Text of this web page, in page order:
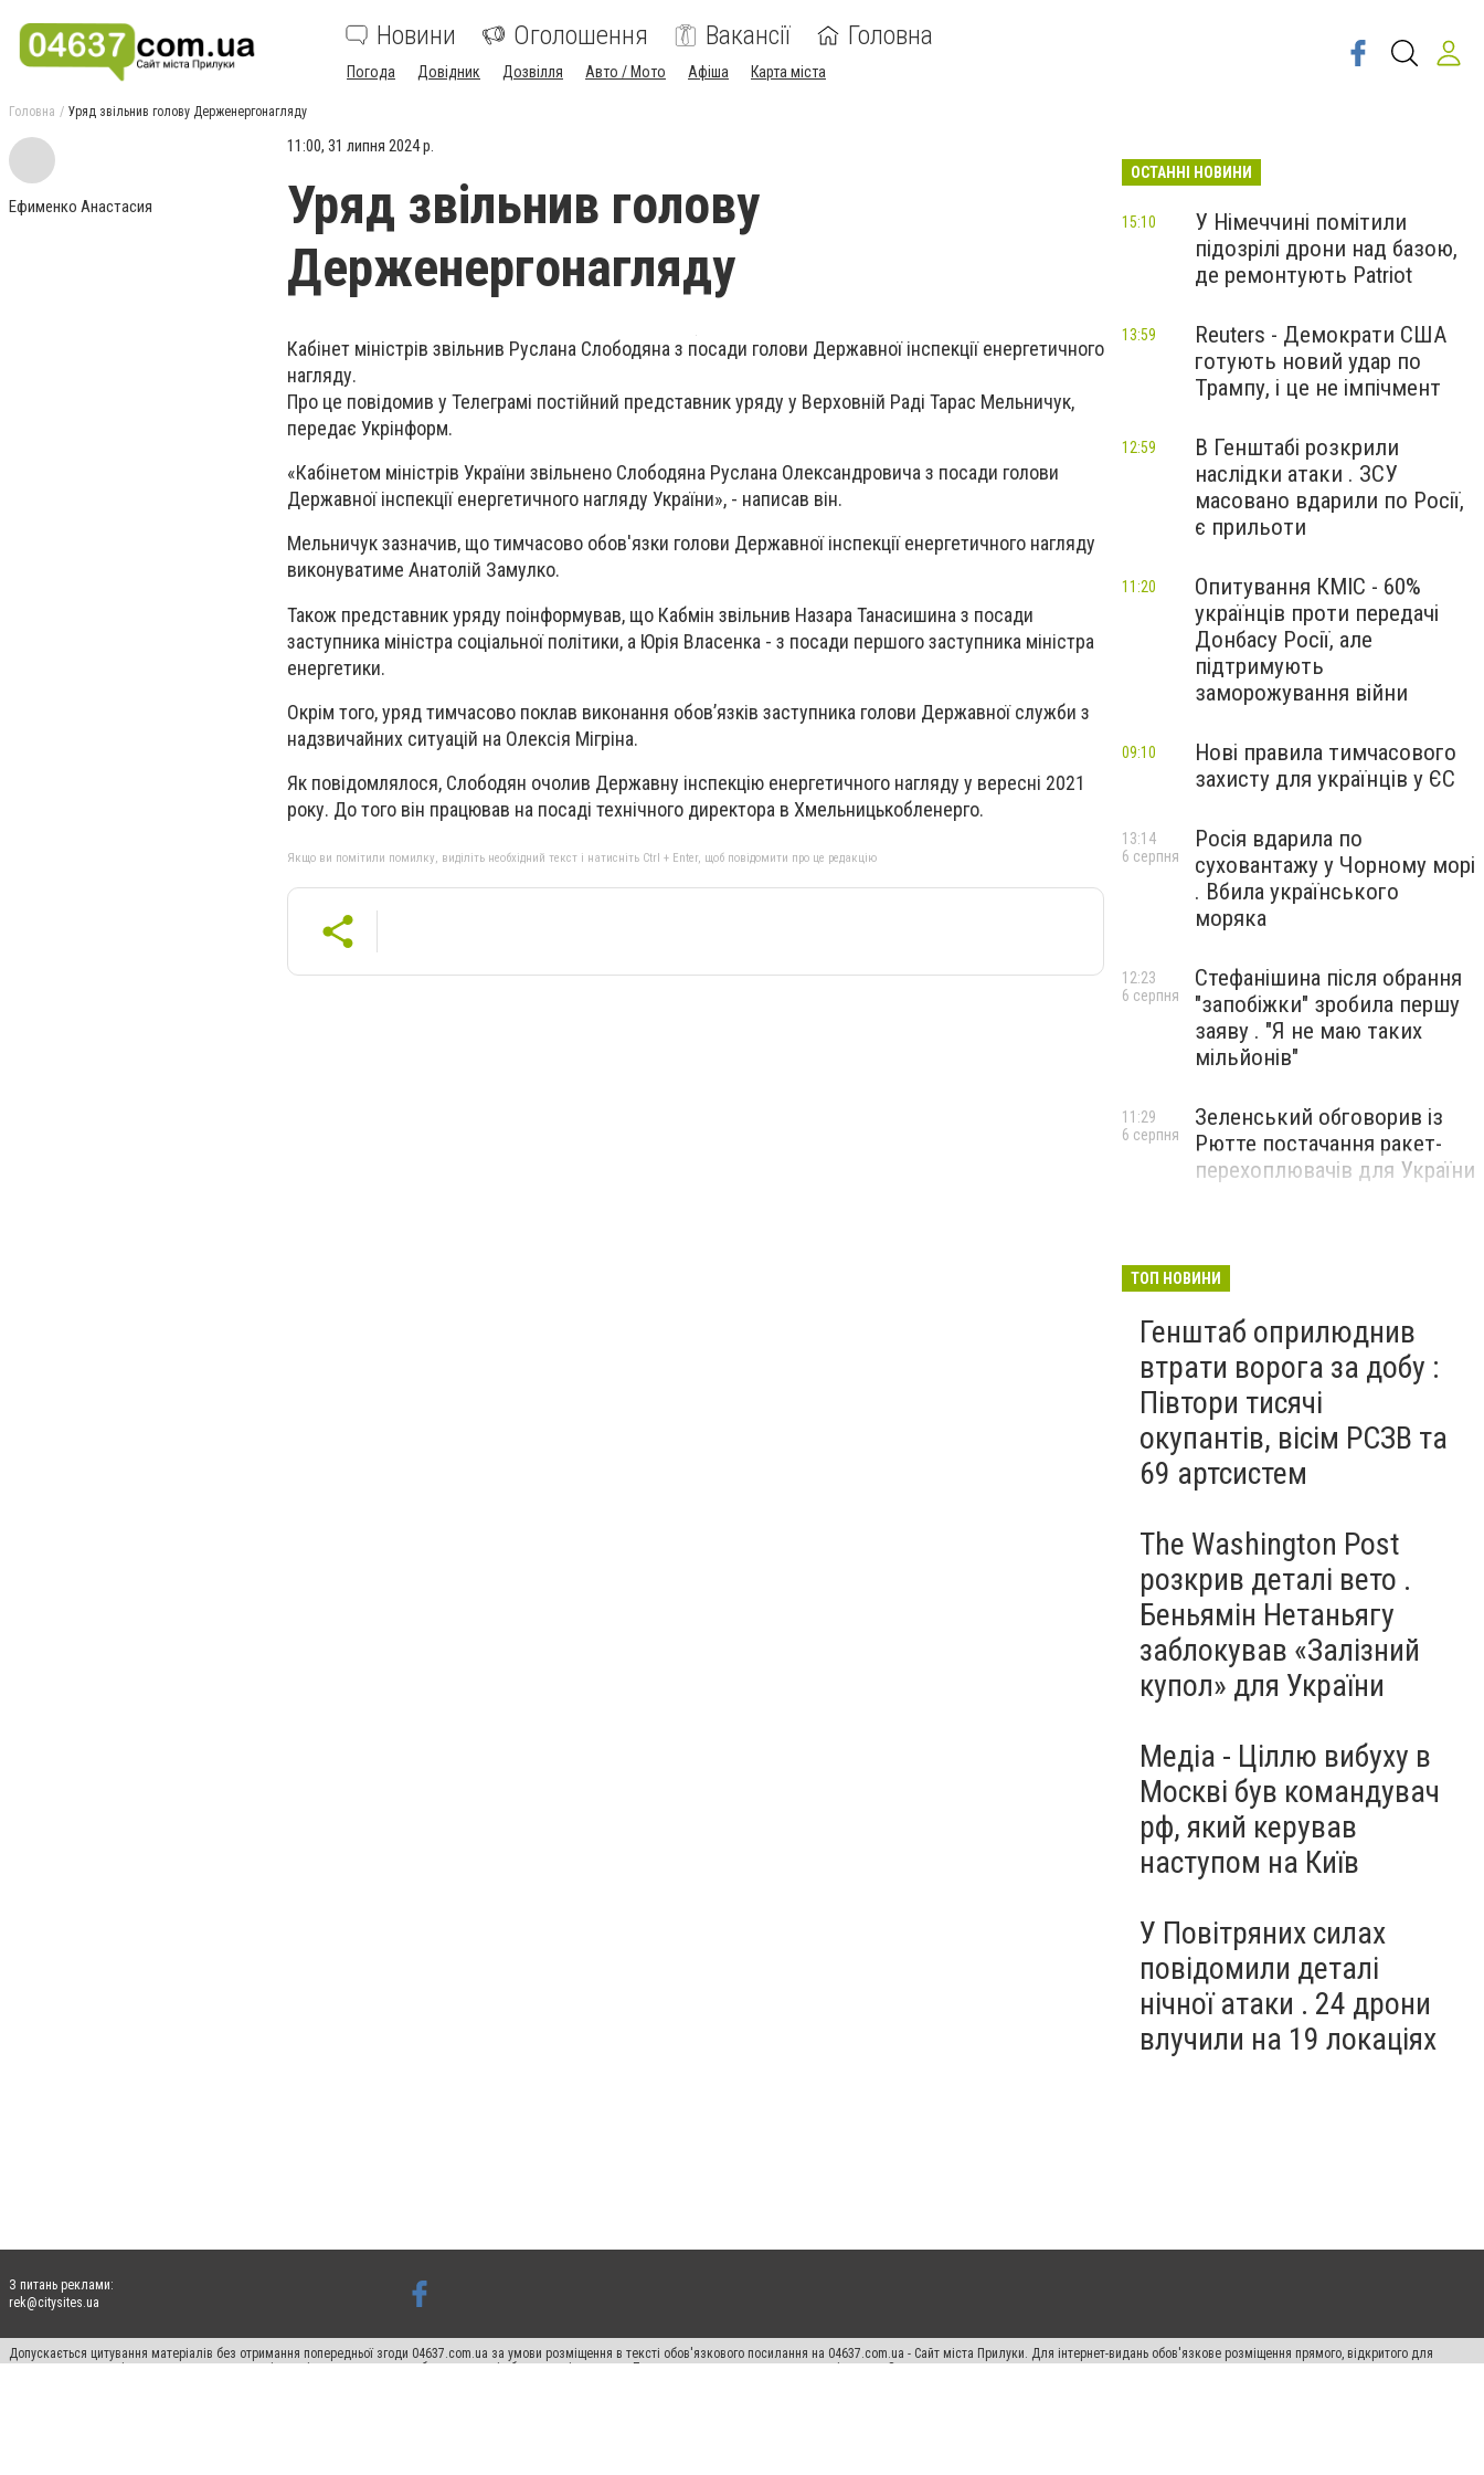
Новини Оголошення Вакансії Головна
Погода Довідник Дозвілля Авто / Мото Афіша Карта міста
Головна Уряд звільнив голову Держенергонагляду
Ефименко Анастасия
11:00, 31 липня 2024 р.
Уряд звільнив голову
Держенергонагляду
Кабінет міністрів звільнив Руслана Слободяна з посади голови Державної інспекції енергетичного
нагляду.
Про це повідомив у Телеграмі постійний представник уряду у Верховній Раді Тарас Мельничук,
передає Укрінформ.
«Кабінетом міністрів України звільнено Слободяна Руслана Олександровича з посади голови
Державної інспекції енергетичного нагляду України», - написав він.
Мельничук зазначив, що тимчасово обов'язки голови Державної інспекції енергетичного нагляду
виконуватиме Анатолій Замулко.
Також представник уряду поінформував, що Кабмін звільнив Назара Танасишина з посади
заступника міністра соціальної політики, а Юрія Власенка - з посади першого заступника міністра
енергетики.
Окрім того, уряд тимчасово поклав виконання обовʼязків заступника голови Державної служби з
надзвичайних ситуацій на Олексія Мігріна.
Як повідомлялося, Слободян очолив Державну інспекцію енергетичного нагляду у вересні 2021
року. До того він працював на посаді технічного директора в Хмельницькобленерго.
Якщо ви помітили помилку, виділіть необхідний текст і натисніть Ctrl + Enter, щоб повідомити про це редакцію
ОСТАННІ НОВИНИ
У Німеччині помітили
підозрілі дрони над базою,
де ремонтують Patriot
15:10
Reuters - Демократи США
готують новий удар по
Трампу, і це не імпічмент
13:59
В Генштабі розкрили
наслідки атаки . ЗСУ
масовано вдарили по Росії,
є прильоти
12:59
Опитування КМІС - 60%
українців проти передачі
Донбасу Росії, але
підтримують
заморожування війни
11:20
Нові правила тимчасового
захисту для українців у ЄС
09:10
Росія вдарила по
суховантажу у Чорному морі
. Вбила українського
моряка
13:14
6 серпня
Стефанішина після обрання
"запобіжки" зробила першу
заяву . "Я не маю таких
мільйонів"
12:23
6 серпня
Зеленський обговорив із
Рютте постачання ракет-
перехоплювачів для України
11:29
6 серпня
ТОП НОВИНИ
Генштаб оприлюднив
втрати ворога за добу :
Півтори тисячі
окупантів, вісім РСЗВ та
69 артсистем
The Washington Post
розкрив деталі вето .
Беньямін Нетаньягу
заблокував «Залізний
купол» для України
Медіа - Ціллю вибуху в
Москві був командувач
рф, який керував
наступом на Київ
У Повітряних силах
повідомили деталі
нічної атаки . 24 дрони
влучили на 19 локаціях
З питань реклами:
rek@citysites.ua
Допускається цитування матеріалів без отримання попередньої згоди 04637.com.ua за умови розміщення в тексті обов'язкового посилання на 04637.com.ua - Сайт міста Прилуки. Для інтернет-видань обов'язкове розміщення прямого, відкритого для
пошукових систем гіперпосилання на цитовані статті не нижче другого абзацу в тексті або в якості джерела. Порушення виняткових прав переслідується Законом.